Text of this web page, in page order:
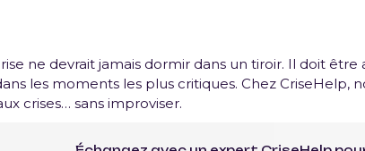
ne devrait jamais dormir dans un tiroir. Il doit
les moments les plus critiques. Chez CriseHelp,
crises… sans improviser.